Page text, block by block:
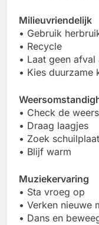
Milieuvriendelijk
• Gebruik
• Recycle
• Laat geen afval
• Kies duurzame
• Check de
• Draag laagjes
• Zoek
• Blijf warm
Muziekervaring
• Sta vroeg op
• Verken nieuwe
• Dans en